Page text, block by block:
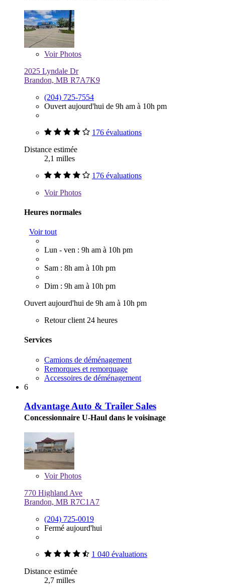
VoirPhotos
2025 Lyndale Dr
Brandon, MB R7A7K9
(204) 725-7554
Ouvert aujourd'hui de 9h am à 10h pm
176 évaluations
Distance estimée
2,1 milles
176 évaluations
VoirPhotos
Heures normales
Voir tout
Lun - ven : 9h am à 10h pm
Sam : 8h am à 10h pm
Dim : 9h am à 10h pm
Ouvert aujourd'hui de 9h am à 10h pm
Retour client 24 heures
Services
Camions de déménagement
Remorques et remorquage
Accessoires de déménagement
6
Advantage Auto & Trailer Sales
Concessionnaire U-Haul dans le voisinage
VoirPhotos
770 Highland Ave
Brandon, MB R7C1A7
(204) 725-0019
Fermé aujourd'hui
1 040 évaluations
Distance estimée
2,7 milles